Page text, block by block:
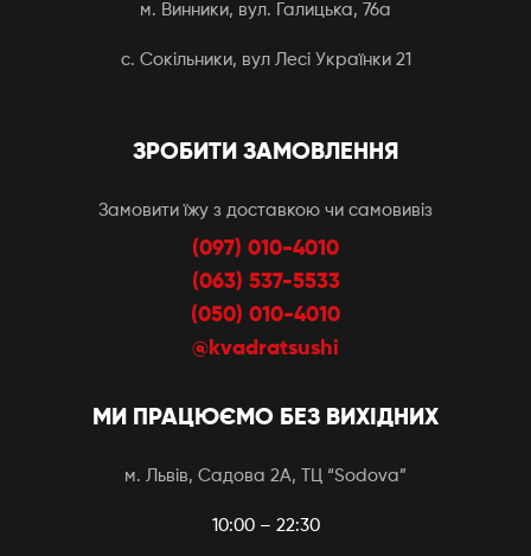
м. Винники, вул. Галицька, 76а
с. Сокільники, вул Лесі Українки 21
ЗРОБИТИ ЗАМОВЛЕННЯ
Замовити їжу з доставкою чи самовивіз
(097) 010-4010
(063) 537-5533
(050) 010-4010
@kvadratsushi
МИ ПРАЦЮЄМО БЕЗ ВИХІДНИХ
м. Львів, Садова 2А, ТЦ “Sodova”
10:00 – 22:30